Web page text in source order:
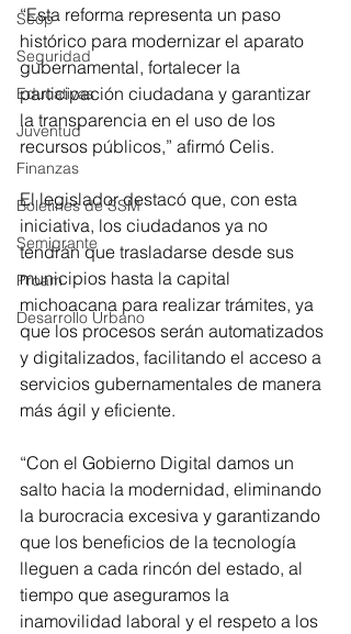
Scop
Seguridad
Educativas
Juventud
Finanzas
Boletines de SSM
Semigrante
Proam
Desarrollo Urbano
“Esta reforma representa un paso
histórico para modernizar el aparato
gubernamental, fortalecer la
participación ciudadana y garantizar
la transparencia en el uso de los
recursos públicos,” afirmó Celis.
El legislador destacó que, con esta
iniciativa, los ciudadanos ya no
tendrán que trasladarse desde sus
municipios hasta la capital
michoacana para realizar trámites, ya
que los procesos serán automatizados
y digitalizados, facilitando el acceso a
servicios gubernamentales de manera
más ágil y eficiente.
“Con el Gobierno Digital damos un
salto hacia la modernidad, eliminando
la burocracia excesiva y garantizando
que los beneficios de la tecnología
lleguen a cada rincón del estado, al
tiempo que aseguramos la
inamovilidad laboral y el respeto a los